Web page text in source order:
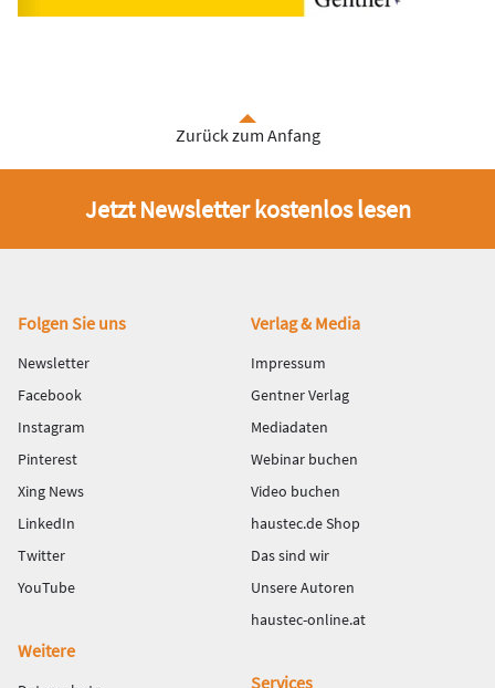
Zurück zum Anfang
Jetzt Newsletter kostenlos lesen
Fußbereich
Folgen Sie uns
Newsletter
Facebook
Instagram
Pinterest
Xing News
LinkedIn
Twitter
YouTube
Verlag & Media
Impressum
Gentner Verlag
Mediadaten
Webinar buchen
Video buchen
haustec.de Shop
Das sind wir
Unsere Autoren
haustec-online.at
Weitere
Services